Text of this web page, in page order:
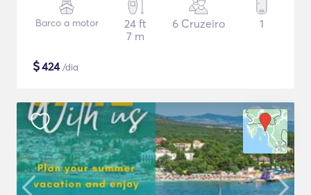
Barco a motor
24 ft
7 m
6 Cruzeiro 1
$424/dia